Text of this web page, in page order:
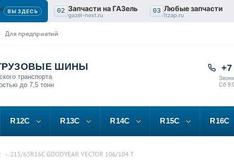
ВЫ ЗДЕСЬ 02 Запчасти на ГАЗель
gazel-next.ru
03 Любые запчасти
ltzap.ru
Для предприятий
ШИНЫ
транспорта
до 7,5 тонн
+7
Сб
R12C R13C R14C R15C R16C
- 215/65R16C GOODYEAR VECTOR 106/104 T